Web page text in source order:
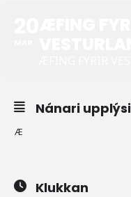
Nánari
Æ
Klukkan